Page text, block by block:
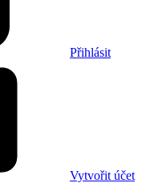
Přihlásit
Vytvořit účet